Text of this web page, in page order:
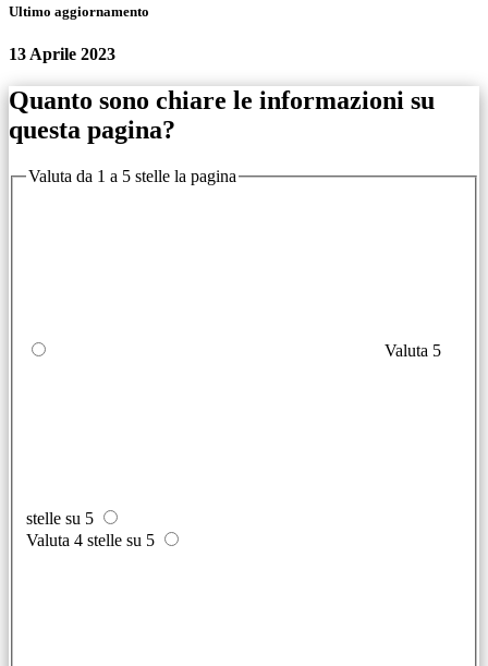
Ultimo aggiornamento
13 Aprile 2023
Quanto sono chiare le informazioni su
questa pagina?
Valuta da 1 a 5 stelle la pagina
Valuta 5
stelle su 5
Valuta 4 stelle su 5